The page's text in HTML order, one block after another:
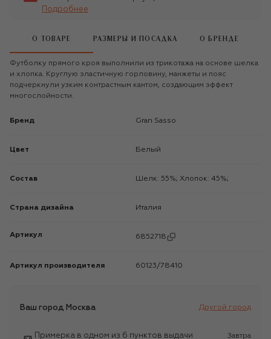
Подробнее
О ТОВАРЕ РАЗМЕРЫ И ПОСАДКА О БРЕНДЕ
Футболку прямого кроя выполнили из трикотажа на основе шелка
и хлопка. Круглую эластичную горловину, манжеты и пояс
подчеркнули узким контрастным кантом, создающим эффект
многослойности.
Бренд Gran Sasso
Цвет Белый
Состав Шелк: 55%; Хлопок: 45%;
Страна дизайна Италия
Артикул 6852718
Артикул производителя 60123/78410
Ваш город Москва Другой город
Примерка в одном из 6 пунктов выдачи
Завтра